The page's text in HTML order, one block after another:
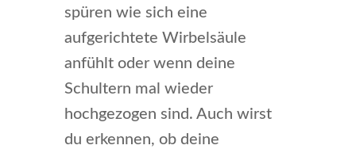
spüren wie sich eine
aufgerichtete Wirbelsäule
anfühlt oder wenn deine
Schultern mal wieder
hochgezogen sind. Auch wirst
du erkennen, ob deine